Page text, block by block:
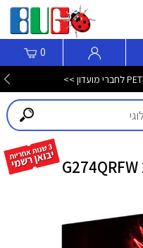
0
מסך מחשב לבן גיימינג "27 G274QRFW